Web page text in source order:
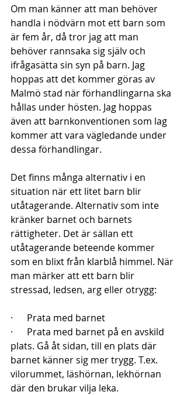
Om man känner att man behöver
handla i nödvärn mot ett barn som
är fem år, då tror jag att man
behöver rannsaka sig själv och
ifrågasätta sin syn på barn. Jag
hoppas att det kommer göras av
Malmö stad när förhandlingarna ska
hållas under hösten. Jag hoppas
även att barnkonventionen som lag
kommer att vara vägledande under
dessa förhandlingar.
Det finns många alternativ i en
situation när ett litet barn blir
utåtagerande. Alternativ som inte
kränker barnet och barnets
rättigheter. Det är sällan ett
utåtagerande beteende kommer
som en blixt från klarblå himmel. När
man märker att ett barn blir
stressad, ledsen, arg eller otrygg:
·      Prata med barnet
·      Prata med barnet på en avskild
plats. Gå åt sidan, till en plats där
barnet känner sig mer trygg. T.ex.
vilorummet, läshörnan, lekhörnan
där den brukar vilja leka.